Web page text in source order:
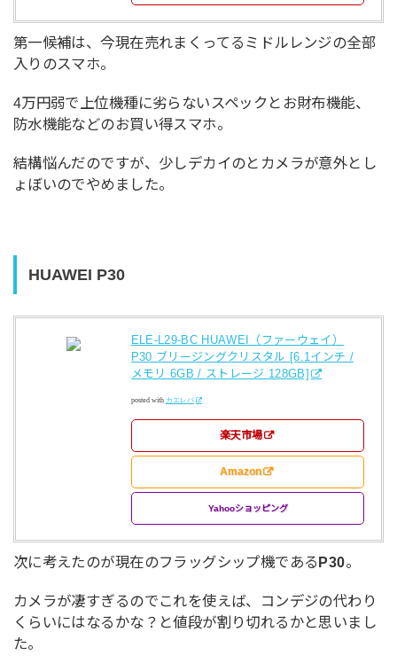
第一候補は、今現在売れまくってるミドルレンジの全部
入りのスマホ。
4万円弱で上位機種に劣らないスペックとお財布機能、
防水機能などのお買い得スマホ。
結構悩んだのですが、少しデカイのとカメラが意外とし
ょぼいのでやめました。
HUAWEI P30
ELE-L29-BC HUAWEI（ファーウェイ）
P30 ブリージングクリスタル [6.1インチ /
メモリ 6GB / ストレージ 128GB]
posted with カエレバ
楽天市場
Amazon
Yahooショッピング
次に考えたのが現在のフラッグシップ機であるP30。
カメラが凄すぎるのでこれを使えば、コンデジの代わり
くらいにはなるかな？と値段が割り切れるかと思いまし
た。